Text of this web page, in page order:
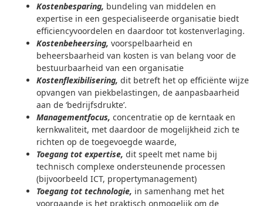
Kostenbesparing, bundeling van middelen en
expertise in een gespecialiseerde organisatie biedt
efficiencyvoordelen en daardoor tot kostenverlaging.
Kostenbeheersing, voorspelbaarheid en
beheersbaarheid van kosten is van belang voor de
bestuurbaarheid van een organisatie
Kostenflexibilisering, dit betreft het op efficiënte wijze
opvangen van piekbelastingen, de aanpasbaarheid
aan de ‘bedrijfsdrukte’.
Managementfocus, concentratie op de kerntaak en
kernkwaliteit, met daardoor de mogelijkheid zich te
richten op de toegevoegde waarde,
Toegang tot expertise, dit speelt met name bij
technisch complexe ondersteunende processen
(bijvoorbeeld ICT, propertymanagement)
Toegang tot technologie, in samenhang met het
voorgaande is het praktisch onmogelijk om de